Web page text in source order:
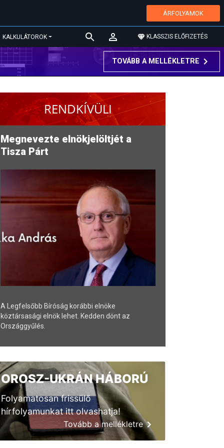
ÁRFOLYAMOK
KALKULÁTOROK KLASSZIS ELŐFIZETÉS
TOVÁBB A MELLÉKLETRE
RENDKÍVÜLI
Megnevezte elnökjelöltjét a
Tisza Párt
A Legfelsőbb Bíróság korábbi elnöke
köztársasági elnök lehet. Kedden dönt az
Országgyűlés.
OROSZ-UKRÁN HÁBORÚ
Folyamatosan frissülő
hírfolyamunkat itt olvashatja!
Tovább a mellékletre